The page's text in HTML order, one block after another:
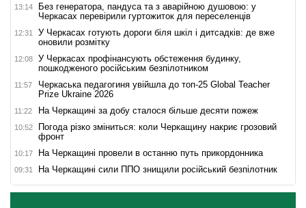
13:14
Без генератора, пандуса та з аварійною душовою: у
Черкасах перевірили гуртожиток для переселенців
12:31
У Черкасах готують дороги біля шкіл і дитсадків: де вже
оновили розмітку
12:08
У Черкасах профінансують обстеження будинку,
пошкодженого російським безпілотником
11:57
Черкаська педагогиня увійшла до топ-25 Global Teacher
Prize Ukraine 2026
11:22 На Черкащині за добу сталося більше десяти пожеж
10:52
Погода різко зміниться: коли Черкащину накриє грозовий
фронт
10:17 На Черкащині провели в останню путь прикордонника
09:31 На Черкащині сили ППО знищили російський безпілотник